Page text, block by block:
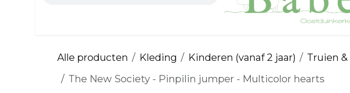
Alle producten Kleding Kinderen (vanaf 2 jaar)
Truien
The New Society - Pinpilin jumper - Multicolor hearts